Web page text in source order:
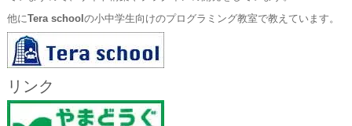
他にTera school の小中学生向けのプログラミング教室で教えています。
リンク